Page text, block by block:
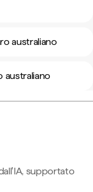
australiano
australiano
supportato